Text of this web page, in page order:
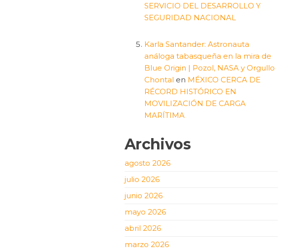
SERVICIO DEL DESARROLLO Y
SEGURIDAD NACIONAL
Karla Santander: Astronauta
análoga tabasqueña en la mira de
Blue Origin | Pozol, NASA y Orgullo
Chontal en MÉXICO CERCA DE
RÉCORD HISTÓRICO EN
MOVILIZACIÓN DE CARGA
MARÍTIMA
Archivos
agosto 2026
julio 2026
junio 2026
mayo 2026
abril 2026
marzo 2026